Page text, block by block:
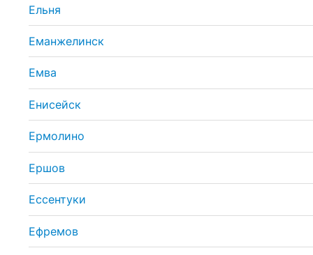
Ельня
Еманжелинск
Емва
Енисейск
Ермолино
Ершов
Ессентуки
Ефремов